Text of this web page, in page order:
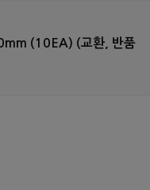
(10EA) (교환, 반품